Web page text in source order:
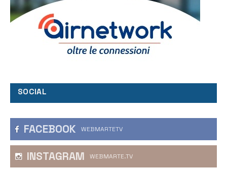
SOCIAL
FACEBOOK WEBMARTETV
INSTAGRAM WEBMARTE.TV